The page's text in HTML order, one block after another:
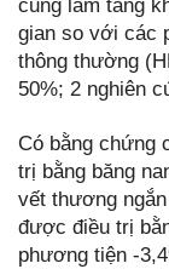
cũng làm tăng
gian so với các
thông thường
50%; 2 nghiên
Có bằng chứng
trị bằng băng
vết thương
được điều trị
phương tiện -